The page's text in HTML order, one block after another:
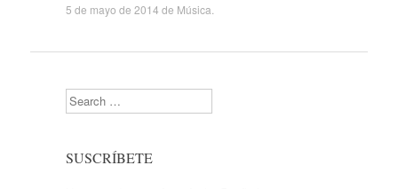
5 de mayo de 2014 de Música
Search
SUSCRÍBETE